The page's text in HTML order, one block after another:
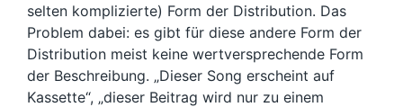
selten komplizierte) Form der Distribution. Das
Problem dabei: es gibt für diese andere Form der
Distribution meist keine wertversprechende Form
der Beschreibung. „Dieser Song erscheint auf
Kassette“, „dieser Beitrag wird nur zu einem